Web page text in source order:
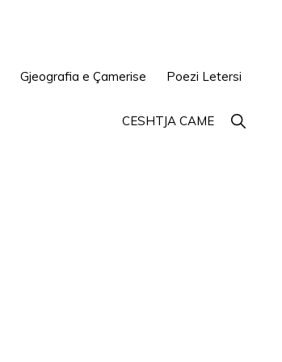
Gjeografia e Çamerise Poezi Letersi
CESHTJA CAME Show
Search